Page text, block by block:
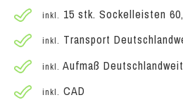
inkl. 15 stk. Sockelleisten
inkl. Transport
inkl. Aufmaß Deutschlandweit
inkl. CAD